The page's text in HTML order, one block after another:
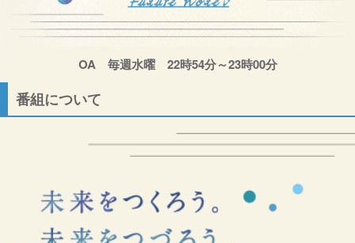
OA 毎週水曜 22時54分～23時00分
番組について